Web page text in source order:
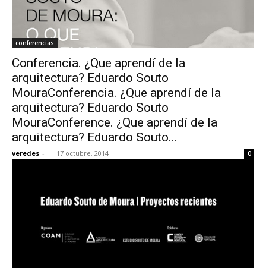
conferencias
Conferencia. ¿Que aprendí de la
arquitectura? Eduardo Souto
MouraConferencia. ¿Que aprendí de la
arquitectura? Eduardo Souto
MouraConference. ¿Que aprendí de la
arquitectura? Eduardo Souto...
veredes - 17 octubre, 2014 0